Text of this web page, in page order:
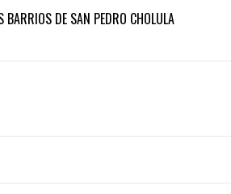
DE SAN PEDRO CHOLULA